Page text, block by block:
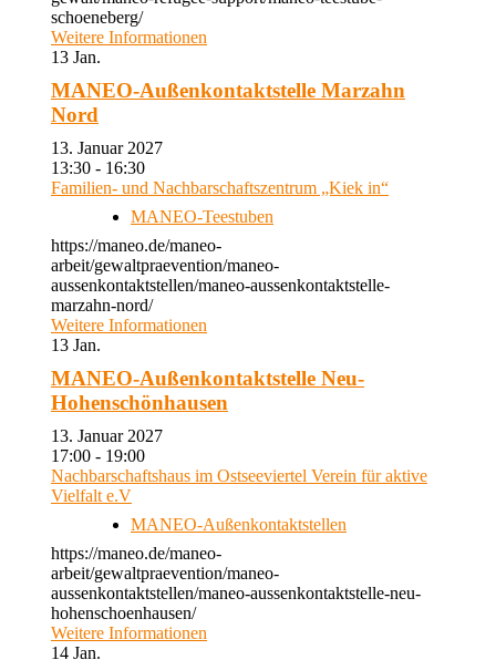
schoeneberg/
Weitere Informationen
13 Jan.
MANEO-Außenkontaktstelle Marzahn
Nord
13. Januar 2027
13:30 - 16:30
Familien- und Nachbarschaftszentrum „Kiek in“
MANEO-Teestuben
https://maneo.de/maneo-
arbeit/gewaltpraevention/maneo-
aussenkontaktstellen/maneo-aussenkontaktstelle-
marzahn-nord/
Weitere Informationen
13 Jan.
MANEO-Außenkontaktstelle Neu-
Hohenschönhausen
13. Januar 2027
17:00 - 19:00
Nachbarschaftshaus im Ostseeviertel Verein für aktive
Vielfalt e.V
MANEO-Außenkontaktstellen
https://maneo.de/maneo-
arbeit/gewaltpraevention/maneo-
aussenkontaktstellen/maneo-aussenkontaktstelle-neu-
hohenschoenhausen/
Weitere Informationen
14 Jan.